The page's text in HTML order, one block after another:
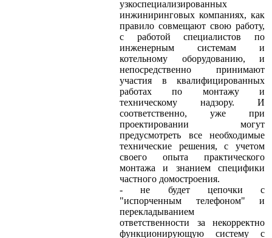
узкоспециализированных
инжиниринговых компаниях, как
правило совмещают свою работу,
с работой специалистов по
инженерным системам и
котельному оборудованию, и
непосредственно принимают
участия в квалифицированных
работах по монтажу и
техническому надзору. И
соответственно, уже при
проектировании могут
предусмотреть все необходимые
технические решения, с учетом
своего опыта практического
монтажа и знанием специфики
частного домостроения.
- не будет цепочки с
"испорченным телефоном" и
перекладыванием
ответственности за некорректно
функционирующую систему с